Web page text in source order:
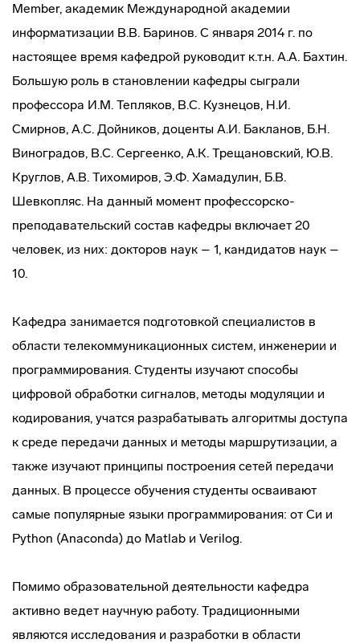
Member, академик Международной академии
информатизации В.В. Баринов. С января 2014 г. по
настоящее время кафедрой руководит к.т.н. А.А. Бахтин.
Большую роль в становлении кафедры сыграли
профессора И.М. Тепляков, В.С. Кузнецов, Н.И.
Смирнов, А.С. Дойников, доценты А.И. Бакланов, Б.Н.
Виноградов, В.С. Сергеенко, А.К. Трещановский, Ю.В.
Круглов, А.В. Тихомиров, Э.Ф. Хамадулин, Б.В.
Шевкопляс. На данный момент профессорско-
преподавательский состав кафедры включает 20
человек, из них: докторов наук – 1, кандидатов наук –
10.
Кафедра занимается подготовкой специалистов в
области телекоммуникационных систем, инженерии и
программирования. Студенты изучают способы
цифровой обработки сигналов, методы модуляции и
кодирования, учатся разрабатывать алгоритмы доступа
к среде передачи данных и методы маршрутизации, а
также изучают принципы построения сетей передачи
данных. В процессе обучения студенты осваивают
самые популярные языки программирования: от Си и
Python (Anaconda) до Matlab и Verilog.
Помимо образовательной деятельности кафедра
активно ведет научную работу. Традиционными
являются исследования и разработки в области